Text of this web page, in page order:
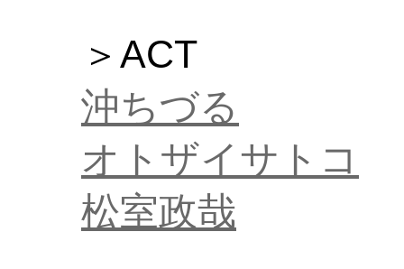
＞ACT
沖ちづる
オトザイサトコ
松室政哉